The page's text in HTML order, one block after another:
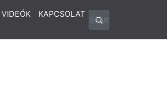
VIDEÓK KAPCSOLAT